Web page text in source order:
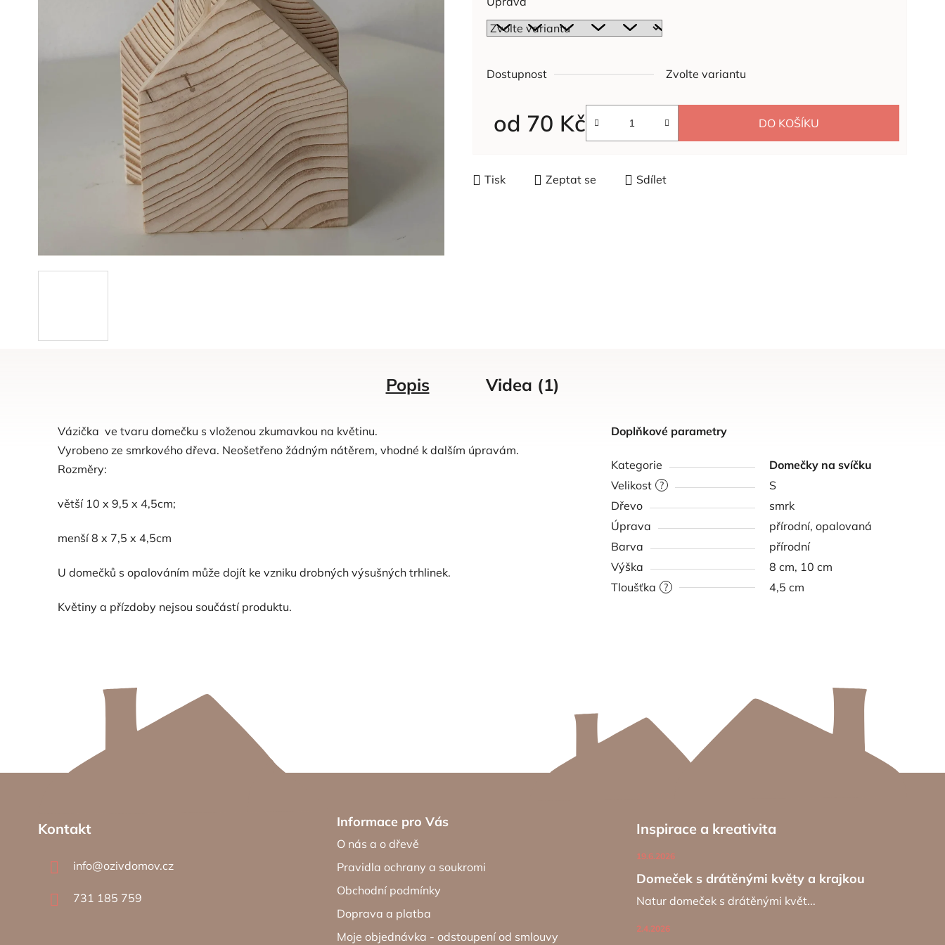
Dostupnost Zvolte variantu
od 70 Kč DO KOŠÍKU
Tisk Zeptat se Sdílet
Popis Videa (1)
Vázička ve tvaru domečku s vloženou zkumavkou na květinu.
Vyrobeno ze smrkového dřeva. Neošetřeno žádným nátěrem, vhodné k dalším úpravám.
Rozměry:
větší 10 x 9,5 x 4,5cm;
menší 8 x 7,5 x 4,5cm
U domečků s opalováním může dojít ke vzniku drobných výsušných trhlinek.
Květiny a přízdoby nejsou součástí produktu.
Doplňkové parametry
Kategorie Domečky na svíčku
?
Velikost
S
Dřevo
smrk
Úprava
přírodní, opalovaná
Barva
přírodní
Výška
8 cm, 10 cm
?
Tloušťka 4,5 cm
Z
Kontakt
info@ozivdomov.cz
731 185 759
Informace pro Vás
O nás a o dřevě
Pravidla ochrany a soukromi
Obchodní podmínky
Doprava a platba
Moje objednávka - odstoupení od smlouvy
Inspirace a kreativita
Domeček s drátěnými květy a krajkou
19.6.2026
Natur domeček s drátěnými květ...
2.4.2026